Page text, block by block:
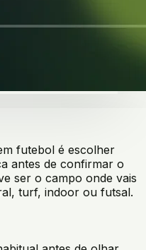
futebol é escolher
antes de confirmar o
ser o campo onde vais
turf, indoor ou futsal.